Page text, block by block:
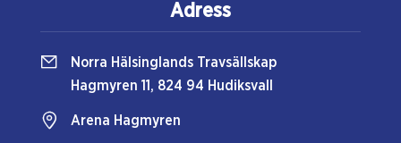
Adress
Norra Hälsinglands Travsällskap
Hagmyren 11, 824 94 Hudiksvall
Arena Hagmyren